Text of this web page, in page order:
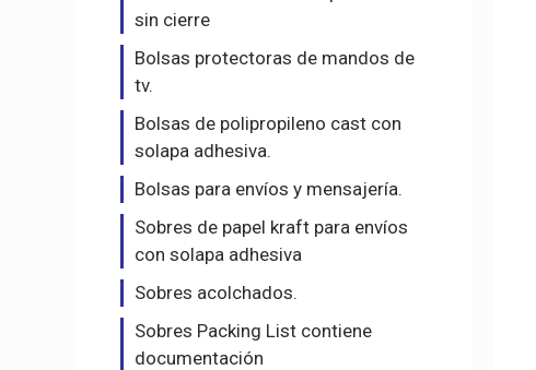
sin cierre
Bolsas protectoras de mandos de
tv.
Bolsas de polipropileno cast con
solapa adhesiva.
Bolsas para envíos y mensajería.
Sobres de papel kraft para envíos
con solapa adhesiva
Sobres acolchados.
Sobres Packing List contiene
documentación